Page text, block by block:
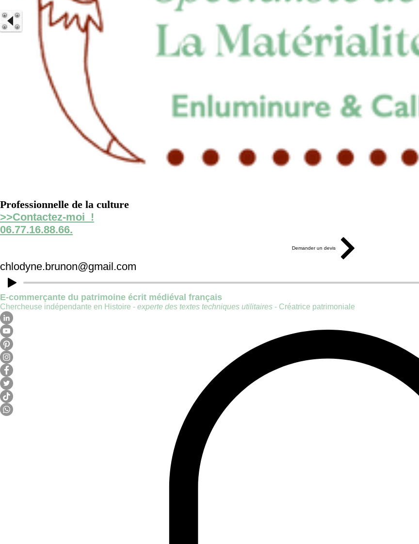
Professionnelle de la culture
>>Contactez-moi !
06.77.16.88.66.
Demander un devis
chlodyne.brunon@gmail.com
E-commerçante du patrimoine écrit médiéval français
Chercheuse indépendante en Histoire - experte des textes techniques utilitaires - Créatrice patrimoniale